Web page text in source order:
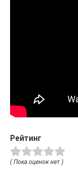
Рейтинг
( Пока оценок нет )